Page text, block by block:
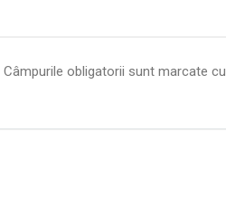
Câmpurile obligatorii sunt marcate cu